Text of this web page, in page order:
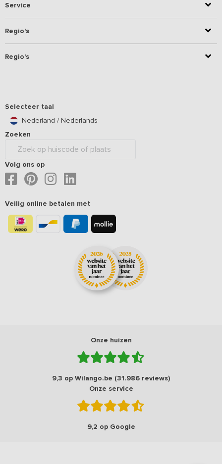
Service
Regio's
Regio's
Selecteer taal
Nederland / Nederlands
Zoeken
Volg ons op
Veilig online betalen met
Onze huizen
9,3 op Wilango.be (31.986 reviews)
Onze service
9,2 op Google